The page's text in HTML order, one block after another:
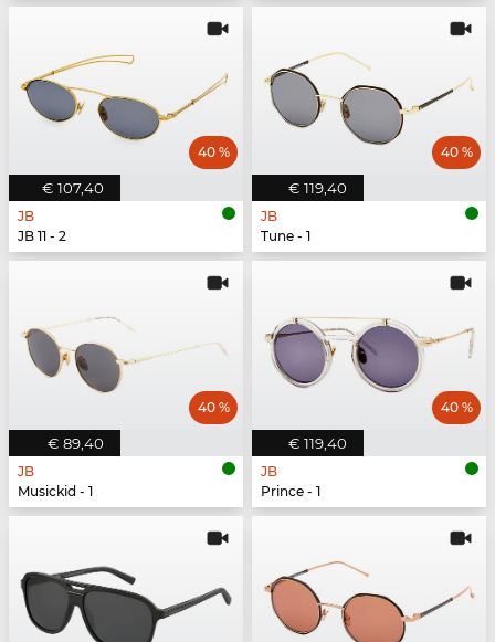
€ 107,40
40 %
JB
JB 11 - 2
€ 119,40
40 %
JB
Tune - 1
€ 89,40
40 %
JB
Musickid - 1
€ 119,40
40 %
JB
Prince - 1